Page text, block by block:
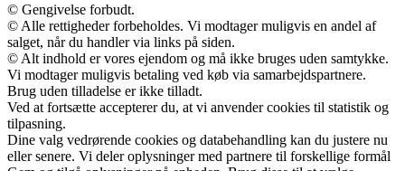
© Gengivelse forbudt.
© Alle rettigheder forbeholdes. Vi modtager muligvis en andel af
salget, når du handler via links på siden.
© Alt indhold er vores ejendom og må ikke bruges uden samtykke.
Vi modtager muligvis betaling ved køb via samarbejdspartnere.
Brug uden tilladelse er ikke tilladt.
Ved at fortsætte accepterer du, at vi anvender cookies til statistik og
tilpasning.
Dine valg vedrørende cookies og databehandling kan du justere nu
eller senere. Vi deler oplysninger med partnere til forskellige formål